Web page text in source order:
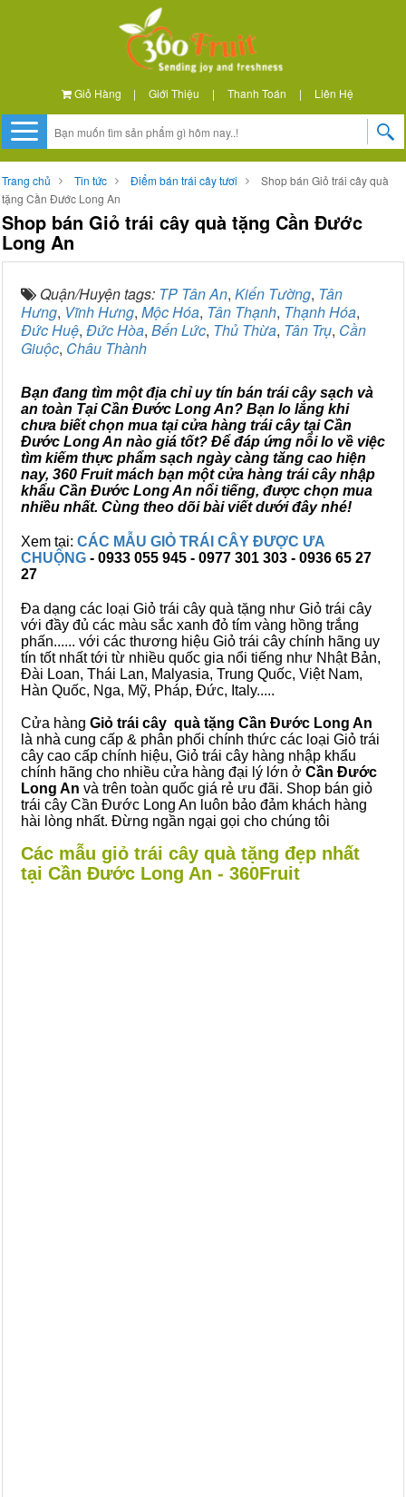
Giỏ Hàng | Giới Thiệu | Thanh Toán | Liên Hệ
Trang chủ Tin tức Điểm bán trái cây tươi
Shop bán Giỏ trái cây quà
tặng Cần Đước Long An
Shop bán Giỏ trái cây quà tặng Cần Đước
Long An
Quận/Huyện tags: TP Tân An, Kiến Tường, Tân
Hưng, Vĩnh Hưng, Mộc Hóa, Tân Thạnh, Thạnh Hóa,
Đức Huệ, Đức Hòa, Bến Lức, Thủ Thừa, Tân Trụ, Cần
Giuộc, Châu Thành
Bạn đang tìm một địa chỉ uy tín bán trái cây sạch và
an toàn Tại Cần Đước Long An? Bạn lo lắng khi
chưa biết chọn mua tại cửa hàng trái cây tại Cần
Đước Long An nào giá tốt? Để đáp ứng nỗi lo về việc
tìm kiếm thực phẩm sạch ngày càng tăng cao hiện
nay, 360 Fruit mách bạn một cửa hàng trái cây nhập
khẩu Cần Đước Long An nổi tiếng, được chọn mua
nhiều nhất. Cùng theo dõi bài viết dưới đây nhé!
Xem tại: CÁC MẪU GIỎ TRÁI CÂY ĐƯỢC ƯA
CHUỘNG - 0933 055 945 - 0977 301 303 - 0936 65 27
27
Đa dạng các loại Giỏ trái cây quà tặng như Giỏ trái cây
với đầy đủ các màu sắc xanh đỏ tím vàng hồng trắng
phấn...... với các thương hiệu Giỏ trái cây chính hãng uy
tín tốt nhất tới từ nhiều quốc gia nổi tiếng như Nhật Bản,
Đài Loan, Thái Lan, Malyasia, Trung Quốc, Việt Nam,
Hàn Quốc, Nga, Mỹ, Pháp, Đức, Italy.....
Cửa hàng Giỏ trái cây quà tặng Cần Đước Long An
là nhà cung cấp & phân phối chính thức các loại Giỏ trái
cây cao cấp chính hiệu, Giỏ trái cây hàng nhập khẩu
chính hãng cho nhiều cửa hàng đại lý lớn ở Cần Đước
Long An và trên toàn quốc giá rẻ ưu đãi. Shop bán giỏ
trái cây Cần Đước Long An luôn bảo đảm khách hàng
hài lòng nhất. Đừng ngần ngại gọi cho chúng tôi
Các mẫu giỏ trái cây quà tặng đẹp nhất
tại Cần Đước Long An - 360Fruit